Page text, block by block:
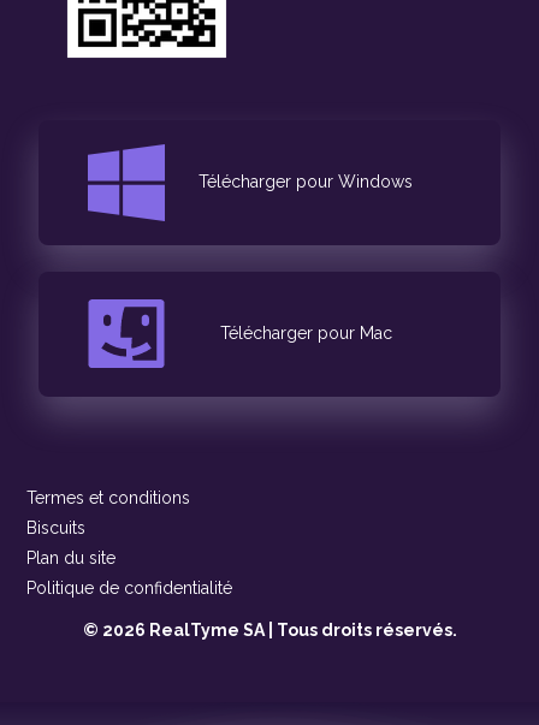
Télécharger pour Windows
Télécharger pour Mac
© 2026 RealTyme SA | Tous droits réservés.
Termes et conditions
Biscuits
Plan du site
Politique de confidentialité